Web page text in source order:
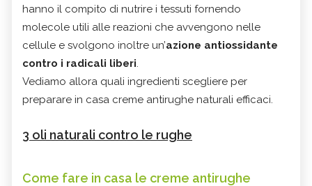
hanno il compito di nutrire i tessuti fornendo
molecole utili alle reazioni che avvengono nelle
cellule e svolgono inoltre un’azione antiossidante
contro i radicali liberi.
Vediamo allora quali ingredienti scegliere per
preparare in casa creme antirughe naturali efficaci.
3 oli naturali contro le rughe
Come fare in casa le creme antirughe